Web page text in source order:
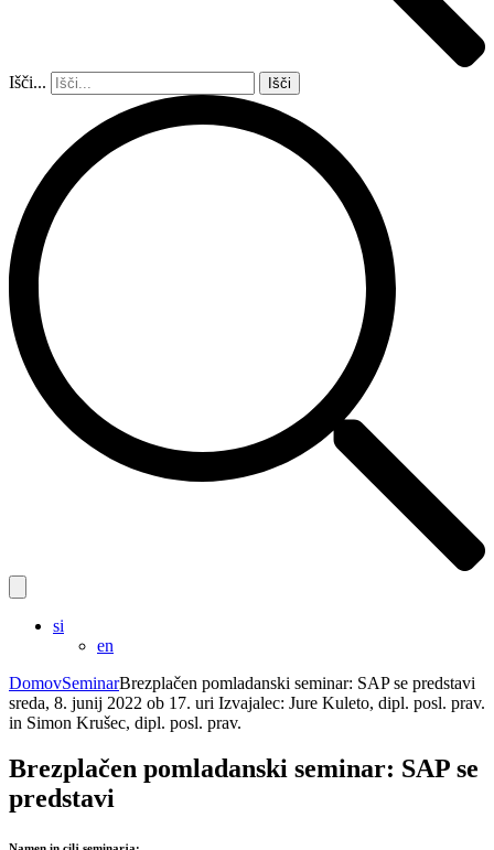
Išči...
si
en
DomovSeminarBrezplačen pomladanski seminar: SAP se predstavi
sreda, 8. junij 2022 ob 17. uri Izvajalec: Jure Kuleto, dipl. posl. prav.
in Simon Krušec, dipl. posl. prav.
Brezplačen pomladanski seminar: SAP se
predstavi